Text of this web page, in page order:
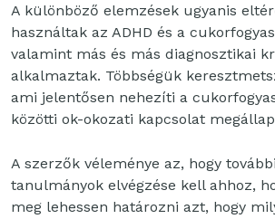
A különböző elemzések ugyanis
használtak az ADHD és a
valamint más és más diagnosztikai
alkalmaztak. Többségük
ami jelentősen nehezíti a
közötti ok-okozati kapcsolat
A szerzők véleménye az, hogy
tanulmányok elvégzése kell ahhoz,
meg lehessen határozni azt, hogy